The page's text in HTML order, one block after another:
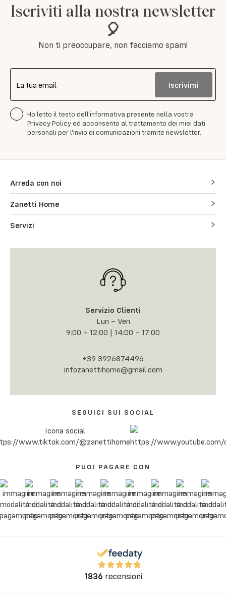
Iscriviti alla nostra newsletter
🎈
Non ti preoccupare, non facciamo spam!
La tua email Iscrivimi
Ho letto il testo dell'informativa presente nella vostra
Privacy Policy ed acconsento al trattamento dei miei dati
personali per l'invio di comunicazioni tramite newsletter.
Arreda con noi
Zanetti Home
Servizi
Servizio Clienti
Lun – Ven
9:00 – 12:00 | 14:00 – 17:00
+39 3926874496
infozanettihome@gmail.com
SEGUICI SUI SOCIAL
PUOI PAGARE CON
1836 recensioni